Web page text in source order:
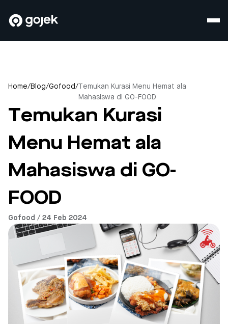
Home/Blog/Gofood/ Temukan Kurasi Menu Hemat ala
Mahasiswa di GO-FOOD
Temukan Kurasi
Menu Hemat ala
Mahasiswa di GO-
FOOD
Gofood / 24 Feb 2024